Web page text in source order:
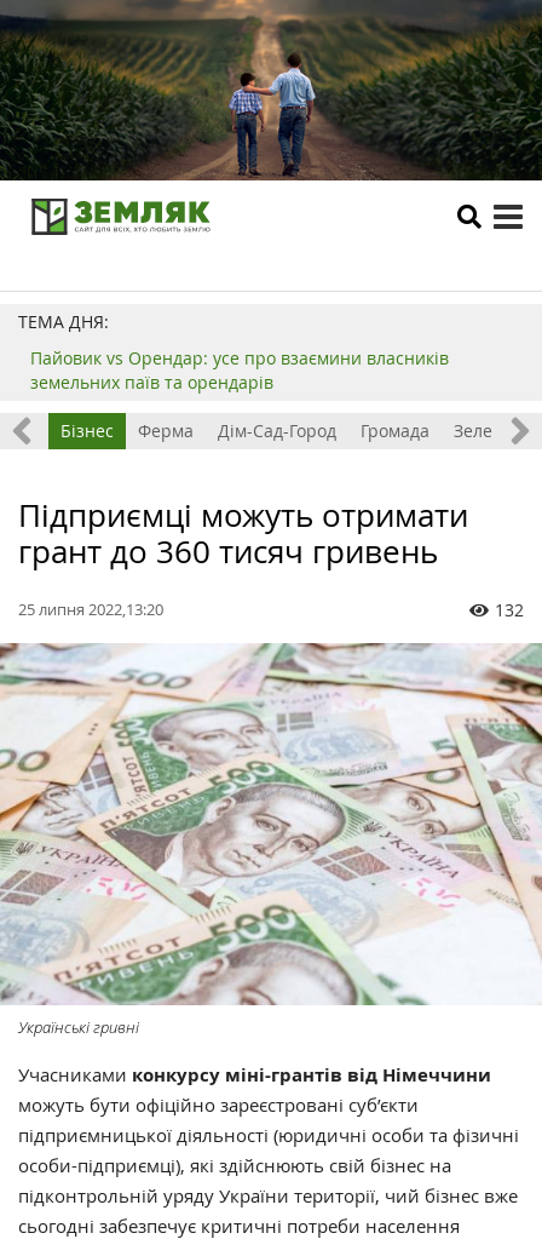
ТЕМА ДНЯ:
Пайовик vs Орендар: усе про взаємини власників
земельних паїв та орендарів
Бізнес Ферма Дім-Сад-Город Громада Зелений
Підприємці можуть отримати
грант до 360 тисяч гривень
25 липня 2022,13:20 132
Українські гривні
Учасниками конкурсу міні-грантів від Німеччини
можуть бути офіційно зареєстровані суб’єкти
підприємницької діяльності (юридичні особи та фізичні
особи-підприємці), які здійснюють свій бізнес на
підконтрольній уряду України території, чий бізнес вже
сьогодні забезпечує критичні потреби населення